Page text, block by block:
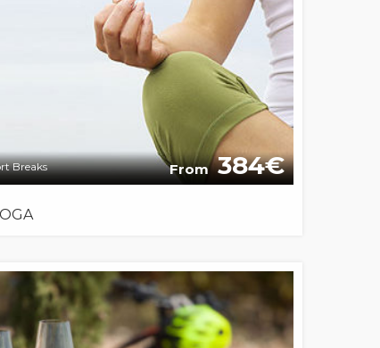
Breaks From 384